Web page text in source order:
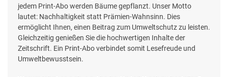
jedem Print-Abo werden Bäume gepflanzt. Unser Motto
lautet: Nachhaltigkeit statt Prämien-Wahnsinn. Dies
ermöglicht Ihnen, einen Beitrag zum Umweltschutz zu leisten.
Gleichzeitig genießen Sie die hochwertigen Inhalte der
Zeitschrift. Ein Print-Abo verbindet somit Lesefreude und
Umweltbewusstsein.